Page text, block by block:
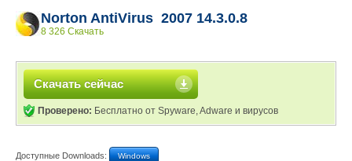
Norton AntiVirus 2007 14.3.0.8
8 326 Скачать
Скачать сейчас
Проверено: Бесплатно от Spyware, Adware и вирусов
Доступные Downloads: Windows